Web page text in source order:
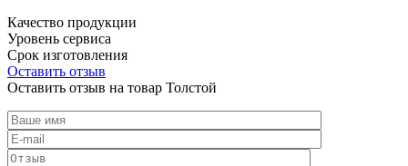
Качество продукции
Уровень сервиса
Срок изготовления
Оставить отзыв
Оставить отзыв на товар Толстой